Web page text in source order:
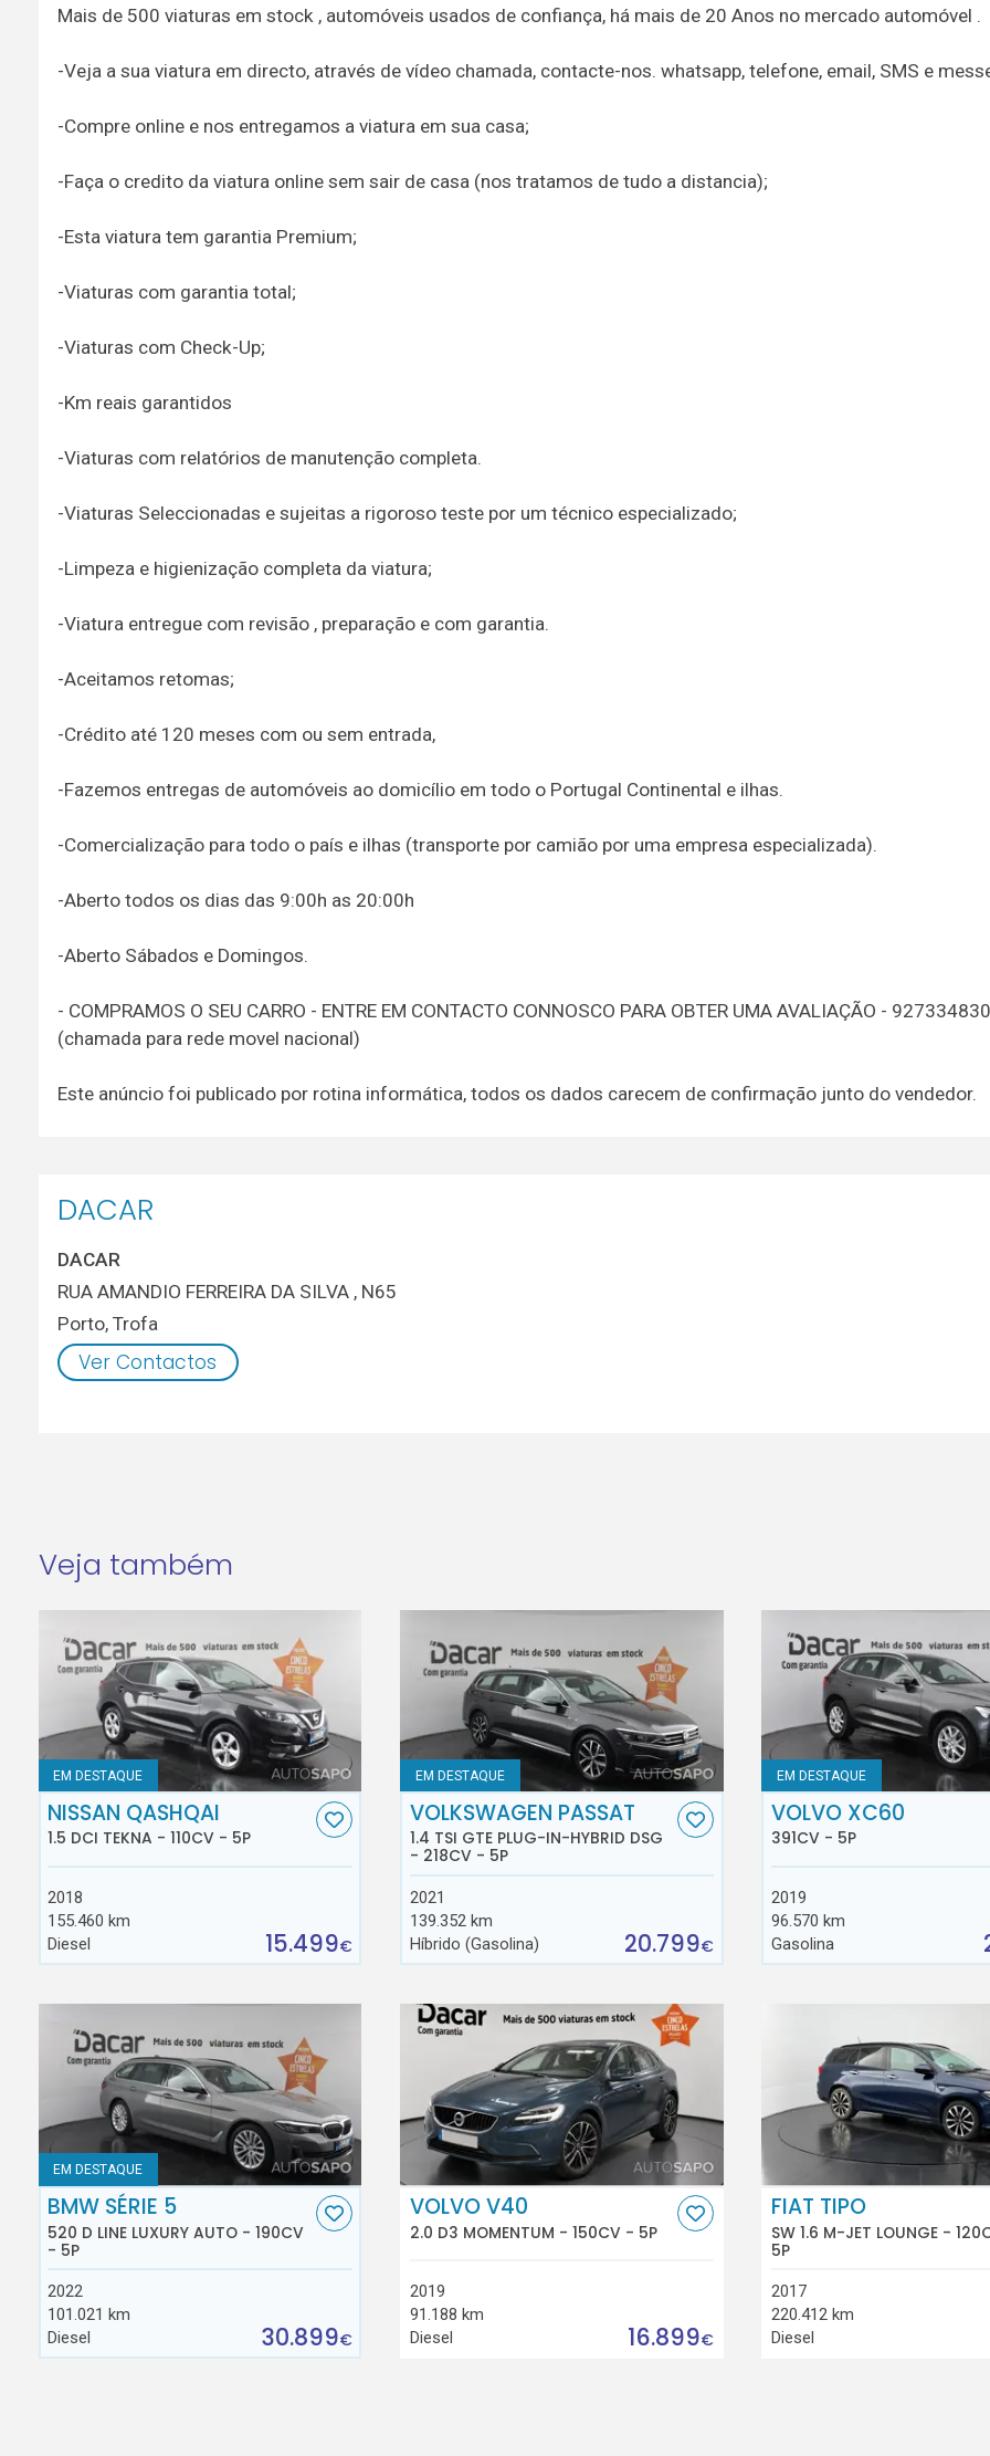
Mais de 500 viaturas em stock , automóveis usados de confiança, há mais de 20 Anos no mercado automóvel .
-Veja a sua viatura em directo, através de vídeo chamada, contacte-nos. whatsapp, telefone, email, SMS e
-Compre online e nos entregamos a viatura em sua casa;
-Faça o credito da viatura online sem sair de casa (nos tratamos de tudo a distancia);
-Esta viatura tem garantia Premium;
-Viaturas com garantia total;
-Viaturas com Check-Up;
-Km reais garantidos
-Viaturas com relatórios de manutenção completa.
-Viaturas Seleccionadas e sujeitas a rigoroso teste por um técnico especializado;
-Limpeza e higienização completa da viatura;
-Viatura entregue com revisão , preparação e com garantia.
-Aceitamos retomas;
-Crédito até 120 meses com ou sem entrada,
-Fazemos entregas de automóveis ao domicílio em todo o Portugal Continental e ilhas.
-Comercialização para todo o país e ilhas (transporte por camião por uma empresa especializada).
-Aberto todos os dias das 9:00h as 20:00h
-Aberto Sábados e Domingos.
- COMPRAMOS O SEU CARRO - ENTRE EM CONTACTO CONNOSCO PARA OBTER UMA AVALIAÇÃO - 927334830
(chamada para rede movel nacional)
Este anúncio foi publicado por rotina informática, todos os dados carecem de confirmação junto do vendedor.
DACAR
DACAR
RUA AMANDIO FERREIRA DA SILVA , N65
Porto, Trofa
Ver Contactos
Veja também
EM DESTAQUE
NISSAN QASHQAI
1.5 DCI TEKNA - 110CV - 5P
2018
155.460 km
Diesel
15.499€
EM DESTAQUE
VOLKSWAGEN PASSAT
1.4 TSI GTE PLUG-IN-HYBRID DSG
- 218CV - 5P
2021
139.352 km
Híbrido (Gasolina)
20.799€
EM DESTAQUE
VOLVO XC60
391CV - 5P
2019
96.570 km
Gasolina
EM DESTAQUE
BMW SÉRIE 5
520 D LINE LUXURY AUTO - 190CV
- 5P
2022
101.021 km
Diesel
30.899€
VOLVO V40
2.0 D3 MOMENTUM - 150CV - 5P
2019
91.188 km
Diesel
16.899€
FIAT TIPO
SW 1.6 M-JET LOUNGE -
5P
2017
220.412 km
Diesel